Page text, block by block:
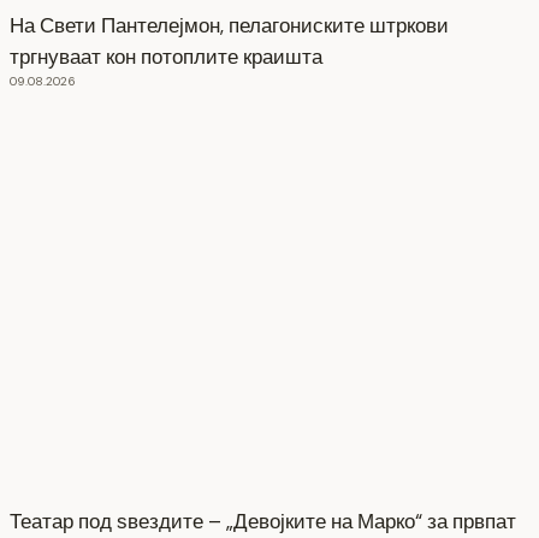
На Свети Пантелејмон, пелагониските штркови
тргнуваат кон потоплите краишта
09.08.2026
Театар под ѕвездите – „Девојките на Марко“ за првпат